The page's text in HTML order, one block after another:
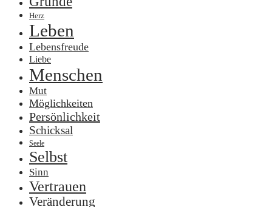
Herz
Leben
Lebensfreude
Liebe
Menschen
Mut
Möglichkeiten
Persönlichkeit
Schicksal
Seele
Selbst
Sinn
Vertrauen
Veränderung